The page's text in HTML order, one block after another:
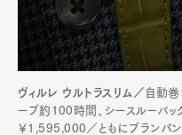
ヴィルレ ウルトラスリム／ 自動巻
ーブ約100時間、シースルーバッ
￥1,595,000／ともにブランパン